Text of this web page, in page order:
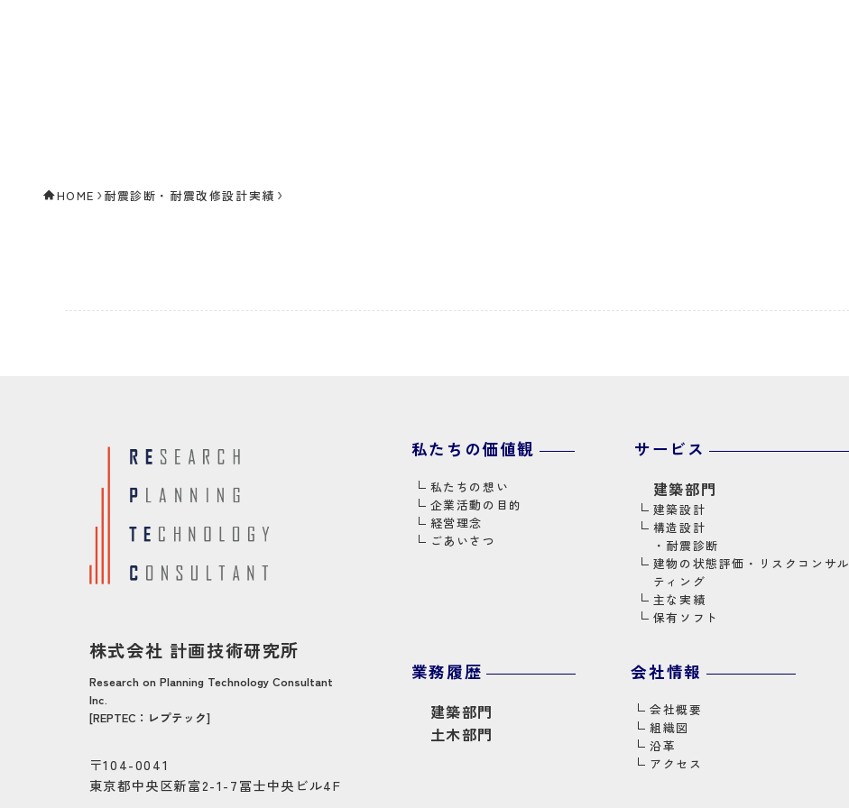
HOME 耐震診断・耐震改修設計実績
株式会社 計画技術研究所
Research on Planning Technology Consultant
Inc.
[REPTEC：レプテック]
〒104-0041
東京都中央区新富2-1-7冨士中央ビル4F
私たちの価値観
私たちの想い
企業活動の目的
経営理念
ごあいさつ
サービス
建築部門
建築設計
構造設計
・ 耐震診断
建物の状態評価・リスクコンサル
ティング
主な実績
保有ソフト
業務履歴
建築部門
土木部門
会社情報
会社概要
組織図
沿革
アクセス